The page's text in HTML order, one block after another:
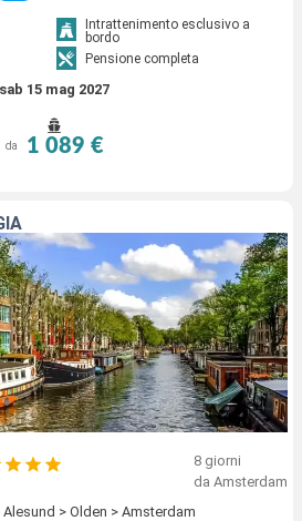
Intrattenimento esclusivo a
bordo
Pensione completa
sab 15 mag 2027
da 1 089 €
8 giorni
da Amsterdam
> Olden > Amsterdam